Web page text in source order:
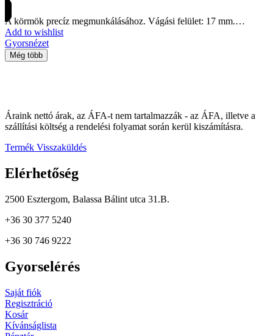
A körmök precíz megmunkálásához. Vágási felület: 17 mm.…
Add to wishlist
Gyorsnézet
Még több
Áraink nettó árak, az ÁFA-t nem tartalmazzák - az ÁFA, illetve a
szállítási költség a rendelési folyamat során kerül kiszámításra.
Termék Visszaküldés
Elérhetőség
2500 Esztergom, Balassa Bálint utca 31.B.
+36 30 377 5240
+36 30 746 9222
Gyorselérés
Saját fiók
Regisztráció
Kosár
Kívánságlista